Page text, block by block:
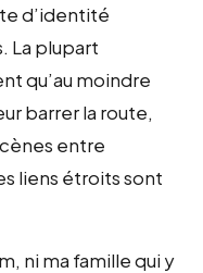
d’identité
La plupart
qu’au moindre
barrer la route,
entre
liens étroits sont
ni ma famille qui y